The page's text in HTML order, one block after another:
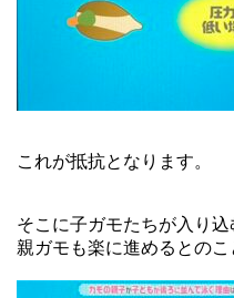
これが抵抗となります。
そこに子ガモたちが入り
親ガモも楽に進めるとのこ